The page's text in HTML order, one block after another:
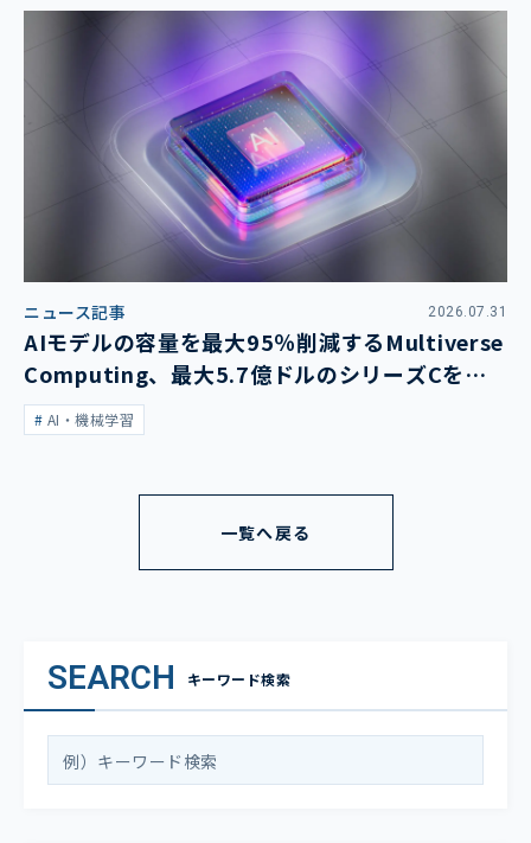
ニュース記事 2026.07.31
AIモデルの容量を最大95％削減するMultiverse
Computing、最大5.7億ドルのシリーズCを発
表AI・機械学習
一覧へ戻る
SEARCH キーワード検索